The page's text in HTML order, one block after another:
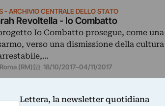
- ARCHIVIO CENTRALE DELLO STATO
Revoltella - Io Combatto
Io Combatto prosegue, come
verso una dismissione della
Roma (RM) 18/10/2017–04/11/2017
Lettera, la newsletter quotidiana